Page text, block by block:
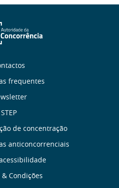
frequentes
STEP
de concentração
anticoncorrenciais
Condições